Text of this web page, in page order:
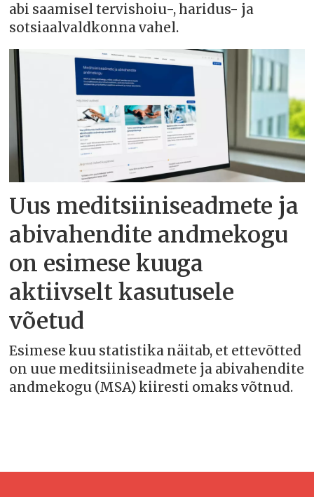
abi saamisel tervishoiu-, haridus- ja
sotsiaalvaldkonna vahel.
Uus meditsiiniseadmete ja
abivahendite andmekogu
on esimese kuuga
aktiivselt kasutusele
võetud
Esimese kuu statistika näitab, et ettevõtted
on uue meditsiiniseadmete ja abivahendite
andmekogu (MSA) kiiresti omaks võtnud.